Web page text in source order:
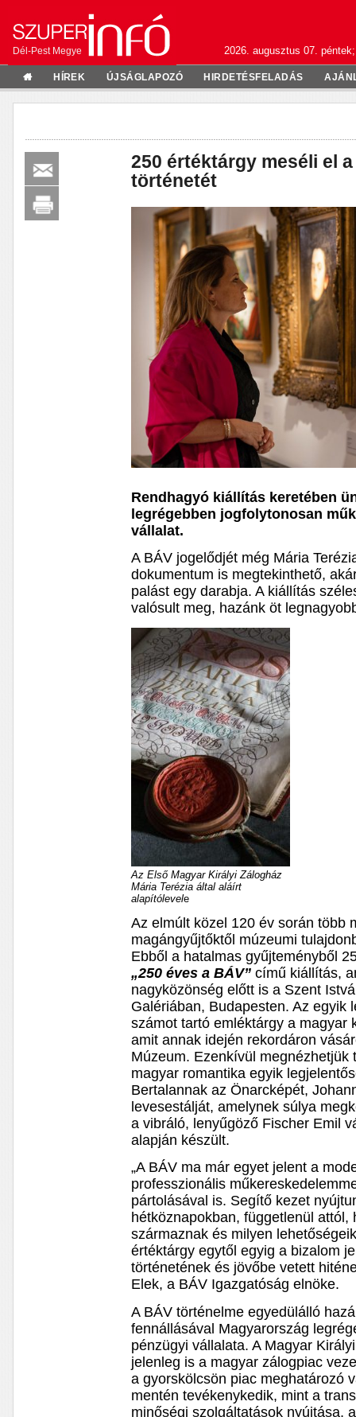
Dél-Pest Megye 2026. augusztus 07.
HÍREK ÚJSÁGLAPOZÓ HIRDETÉSFELADÁS
250 értéktárgy meséli el
történetét
Rendhagyó kiállítás keretében
legrégebben jogfolytonosan
vállalat.
A BÁV jogelődjét még Mária
dokumentum is megtekinthető,
palást egy darabja. A kiállítás
valósult meg, hazánk öt
Az Első Magyar Királyi Zálogház
Mária Terézia által aláírt
alapítólevele
Az elmúlt közel 120 év során több
magángyűjtőktől múzeumi
Ebből a hatalmas gyűjteményből
„250 éves a BÁV” című kiállítás,
nagyközönség előtt is a Szent
Galériában, Budapesten. Az egyik
számot tartó emléktárgy a magyar
amit annak idején rekordáron
Múzeum. Ezenkívül megnézhetjük
magyar romantika egyik
Bertalannak az Önarcképét,
levesestálját, amelynek súlya
a vibráló, lenyűgöző Fischer Emil
alapján készült.
„A BÁV ma már egyet jelent a
professzionális
pártolásával is. Segítő kezet
hétköznapokban, függetlenül
származnak és milyen
értéktárgy egytől egyig a bizalom
történetének és jövőbe vetett
Elek, a BÁV Igazgatóság elnöke.
A BÁV történelme egyedülálló
fennállásával Magyarország
pénzügyi vállalata. A Magyar
jelenleg is a magyar zálogpiac
a gyorskölcsön piac meghatározó
mentén tevékenykedik, mint a
minőségi szolgáltatások nyújtása,